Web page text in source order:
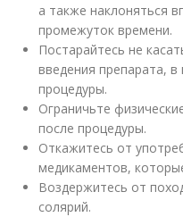
а также наклоняться
промежуток времени.
Постарайтесь не
введения препарата,
процедуры.
Ограничьте
после процедуры.
Откажитесь от
медикаментов,
Воздержитесь от
солярий.